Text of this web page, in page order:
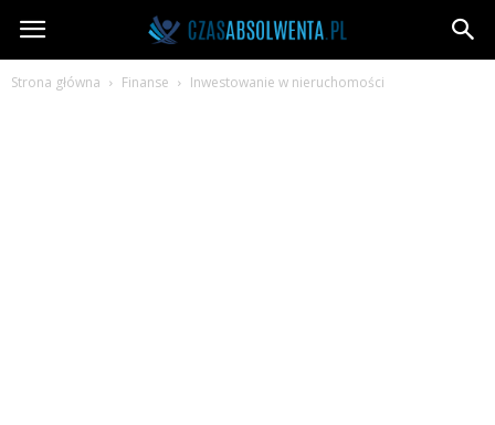
CzasAbsolwenta.pl
Strona główna Finanse Inwestowanie w nieruchomości